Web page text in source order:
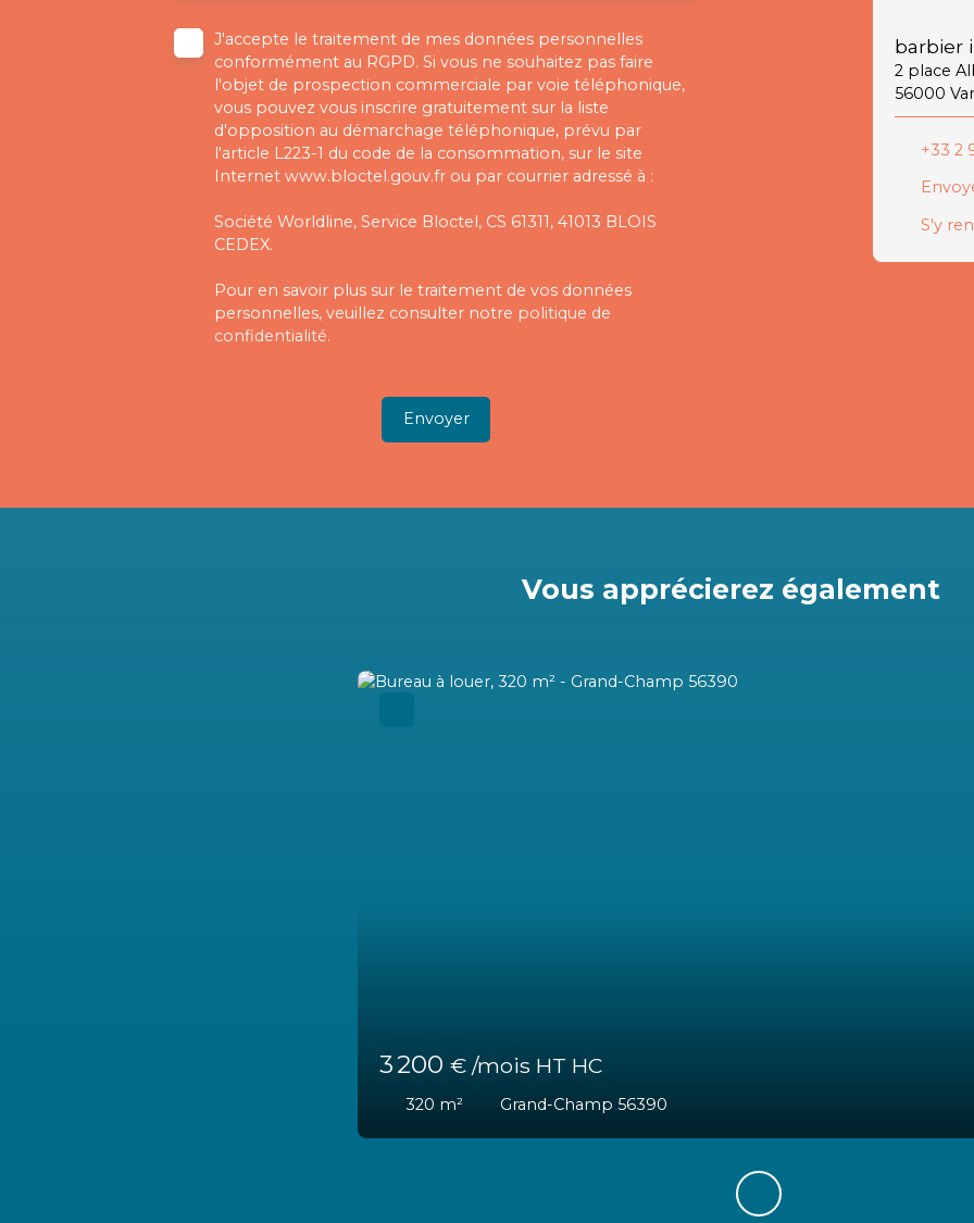
J'accepte le traitement de mes données personnelles
conformément au RGPD. Si vous ne souhaitez pas faire
l'objet de prospection commerciale par voie téléphonique,
vous pouvez vous inscrire gratuitement sur la liste
d'opposition au démarchage téléphonique, prévu par
l'article L223-1 du code de la consommation, sur le site
Internet www.bloctel.gouv.fr ou par courrier adressé à :
Société Worldline, Service Bloctel, CS 61311, 41013 BLOIS
CEDEX.
Pour en savoir plus sur le traitement de vos données
personnelles, veuillez consulter notre politique de
confidentialité.
Envoyer
barbier
2 place
56000
+33 2
S'y
Vous apprécierez également
1 100€ /mois HT HC
40m² Vannes 56000